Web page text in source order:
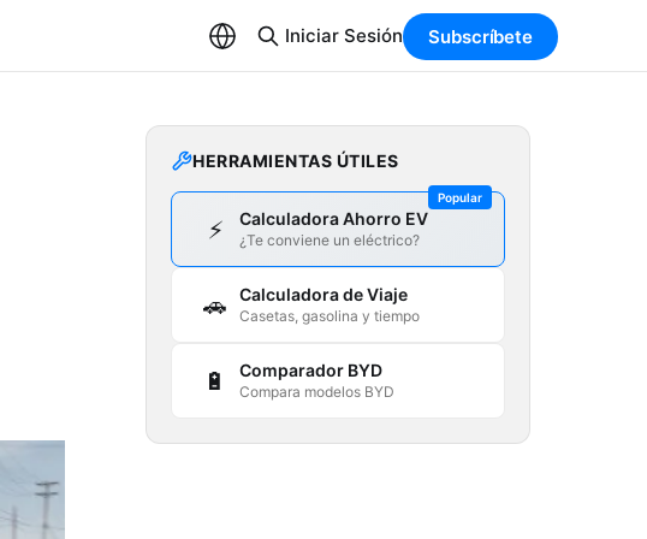
Iniciar Sesión Subscríbete
HERRAMIENTAS ÚTILES
Popular
⚡ Calculadora Ahorro EV
¿Te conviene un eléctrico?
🚗 Calculadora de Viaje
Casetas, gasolina y tiempo
🔋 Comparador BYD
Compara modelos BYD